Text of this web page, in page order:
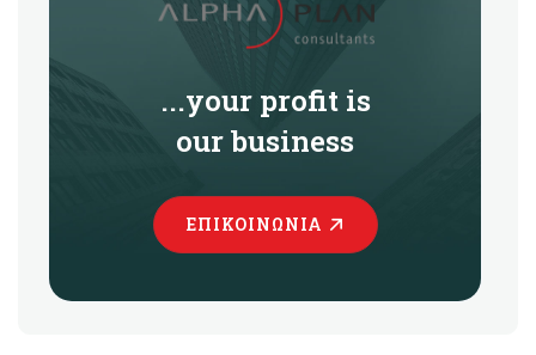
...your profit is
our business
ΕΠΙΚΟΙΝΩΝΊΑ